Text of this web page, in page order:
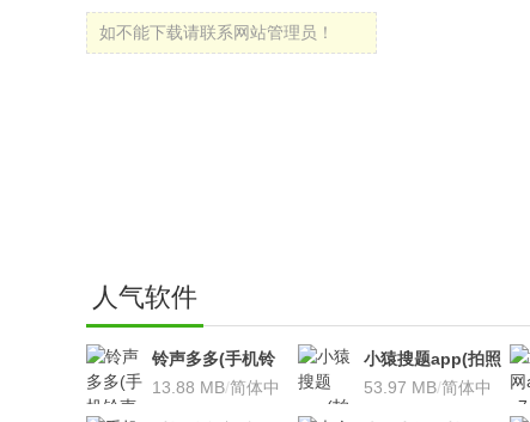
如不能下载请联系网站管理员！
人气软件
铃声多多(手机铃
声软件)v8.7.66 安
13.88 MB/简体中
小猿搜题app(拍照
搜题利器)V9.7.2安
53.97 MB/简体中